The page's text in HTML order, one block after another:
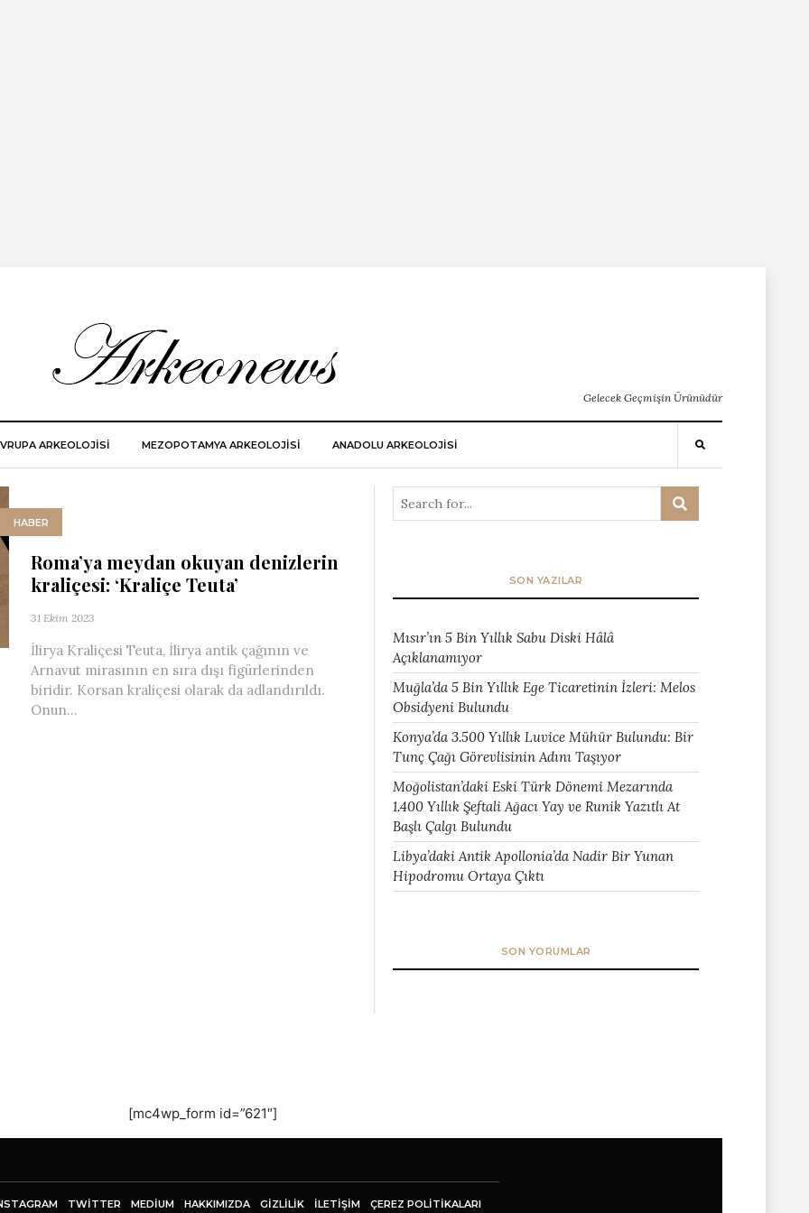
Gelecek Geçmişin Ürünüdür
ARKEOLOJISI MEZOPOTAMYA ARKEOLOJISI ANADOLU ARKEOLOJİSİ
HABER
Roma’ya meydan okuyan denizlerin
kraliçesi: ‘Kraliçe Teuta’
31 Ekim 2023
İlirya Kraliçesi Teuta, İlirya antik çağının ve
Arnavut mirasının en sıra dışı figürlerinden
biridir. Korsan kraliçesi olarak da adlandırıldı.
Onun...
SON YAZILAR
Mısır’ın 5 Bin Yıllık Sabu Diski Hâlâ
Açıklanamıyor
Muğla’da 5 Bin Yıllık Ege Ticaretinin İzleri: Melos
Obsidyeni Bulundu
Konya’da 3.500 Yıllık Luvice Mühür Bulundu: Bir
Tunç Çağı Görevlisinin Adını Taşıyor
Moğolistan’daki Eski Türk Dönemi Mezarında
1.400 Yıllık Şeftali Ağacı Yay ve Runik Yazıtlı At
Başlı Çalgı Bulundu
Libya’daki Antik Apollonia’da Nadir Bir Yunan
Hipodromu Ortaya Çıktı
SON YORUMLAR
[mc4wp_form id=”621″]
TWITTER MEDIUM HAKKIMIZDA GİZLİLİK İLETIŞIM ÇEREZ POLITIKALARI